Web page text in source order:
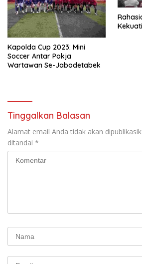
Kapolda Cup 2023: Mini
Soccer Antar Pokja
Wartawan Se-Jabodetabek
Tinggalkan Balasan
Alamat email Anda tidak akan
ditandai *